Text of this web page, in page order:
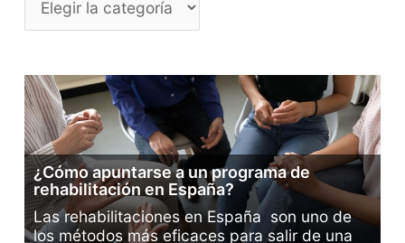
a
e
g
o
r
¿Cómo apuntarse a un programa de
rehabilitación en España?
Las rehabilitaciones en España son uno de
los métodos más eficaces para salir de una